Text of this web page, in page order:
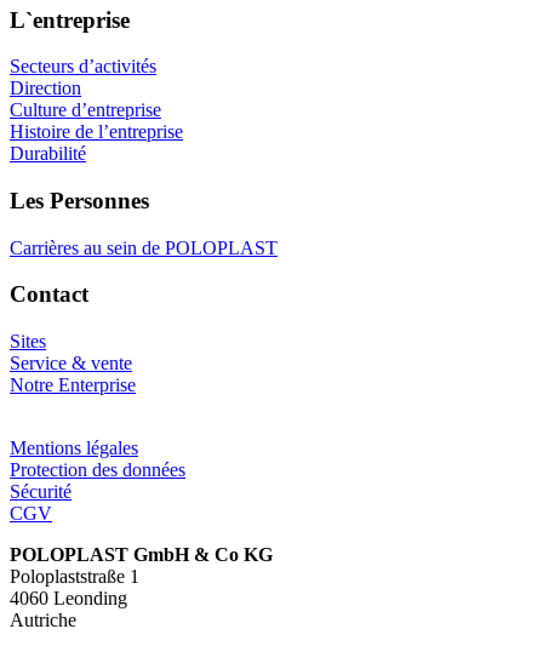
L`entreprise
Secteurs d’activités
Direction
Culture d’entreprise
Histoire de l’entreprise
Durabilité
Les Personnes
Carrières au sein de POLOPLAST
Contact
Sites
Service & vente
Notre Enterprise
Mentions légales
Protection des données
Sécurité
CGV
POLOPLAST GmbH & Co KG
Poloplaststraße 1
4060 Leonding
Autriche